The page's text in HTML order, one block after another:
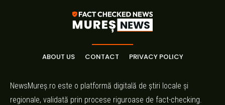
ABOUT US CONTACT PRIVACY POLICY
NewsMureș.ro este o platformă digitală de știri locale și
regionale, validată prin procese riguroase de fact-checking.